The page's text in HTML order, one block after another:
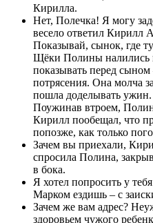
Кирилла.
Нет, Полечка! Я могу
весело ответил Кирилл
Показывай, сынок, где
Щёки Полины налились
показывать перед
потрясения. Она молча
пошла доделывать ужин.
Поужинав втроем,
Кирилл пообещал, что
попозже, как только
Зачем вы приехали,
спросила Полина,
в бока.
Я хотел попросить у
Марком ездишь – с
Зачем же вам адрес?
здоровьем чужого